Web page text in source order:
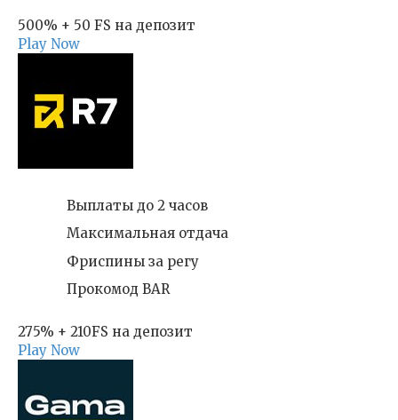
500% + 50 FS на депозит
Play Now
Выплаты до 2 часов
Максимальная отдача
Фриспины за регу
Прокомод BAR
275% + 210FS на депозит
Play Now